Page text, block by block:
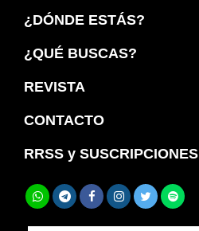
¿DÓNDE ESTÁS?
¿QUÉ BUSCAS?
REVISTA
CONTACTO
RRSS y SUSCRIPCIONES